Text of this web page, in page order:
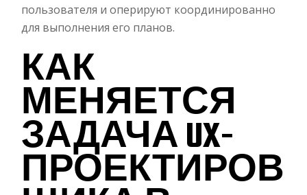
пользователя и оперируют координированно
для выполнения его планов.
КАК
МЕНЯЕТСЯ
ЗАДАЧА UX-
ПРОЕКТИРОВ